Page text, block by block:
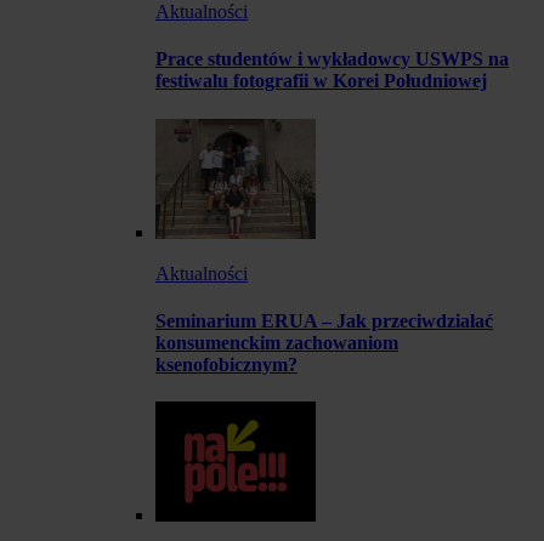
Aktualności
Prace studentów i wykładowcy USWPS na
festiwalu fotografii w Korei Południowej
Aktualności
Seminarium ERUA – Jak przeciwdziałać
konsumenckim zachowaniom
ksenofobicznym?